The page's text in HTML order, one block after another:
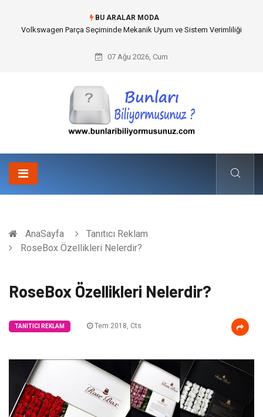
BU ARALAR MODA
Volkswagen Parça Seçiminde Mekanik Uyum ve Sistem Verimliliği
07 Ağu 2026, Cum
AnaSayfa
Tanıtıcı Reklam
RoseBox Özellikleri Nelerdir?
RoseBox Özellikleri Nelerdir?
TANITICI REKLAM Tem 2018, Cts